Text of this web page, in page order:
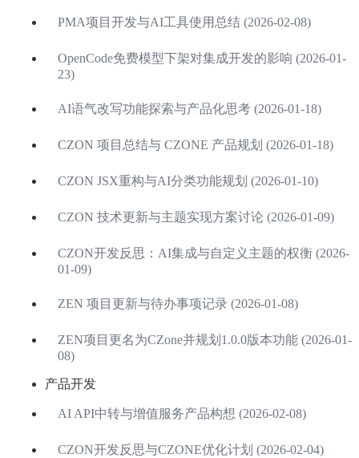
PMA项目开发与AI工具使用总结 (2026-02-08)
OpenCode免费模型下架对集成开发的影响 (2026-01-
23)
AI语气改写功能探索与产品化思考 (2026-01-18)
CZON 项目总结与 CZONE 产品规划 (2026-01-18)
CZON JSX重构与AI分类功能规划 (2026-01-10)
CZON 技术更新与主题实现方案讨论 (2026-01-09)
CZON开发反思：AI集成与自定义主题的权衡 (2026-
01-09)
ZEN 项目更新与待办事项记录 (2026-01-08)
ZEN项目更名为CZone并规划1.0.0版本功能 (2026-01-
08)
产品开发
AI API中转与增值服务产品构想 (2026-02-08)
CZON开发反思与CZONE优化计划 (2026-02-04)